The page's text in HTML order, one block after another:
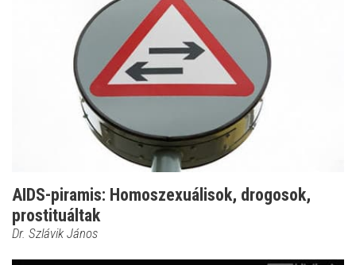
AIDS-piramis: Homoszexuálisok, drogosok,
prostituáltak
Dr. Szlávik János